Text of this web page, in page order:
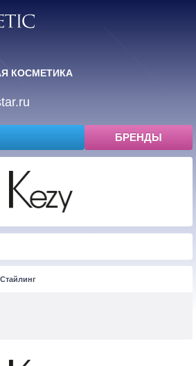
КОСМЕТИКА
БРЕНДЫ
Стайлинг